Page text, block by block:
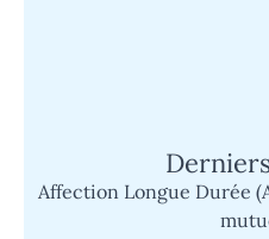
Affection Longue Durée